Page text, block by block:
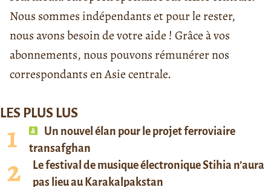
Nous sommes indépendants et pour le rester,
nous avons besoin de votre aide ! Grâce à vos
abonnements, nous pouvons rémunérer nos
correspondants en Asie centrale.
LES PLUS LUS
Un nouvel élan pour le projet ferroviaire
transafghan
Le festival de musique électronique Stihia n’aura
pas lieu au Karakalpakstan